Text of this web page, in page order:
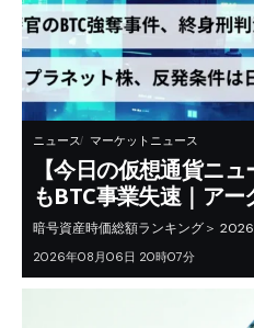
ニュース マーケットニュース
【今日の仮想通貨ニ
もBTC事業失速｜アー
暗号資産時価総額ランキング＞
2026年08月06日 20時07分